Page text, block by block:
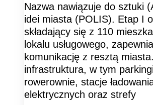
Nazwa nawiązuje do sztuki
idei miasta (POLIS). Etap I
składający się z 110
lokalu usługowego,
komunikację z resztą
infrastruktura, w tym
rowerownie, stacje
elektrycznych oraz strefy